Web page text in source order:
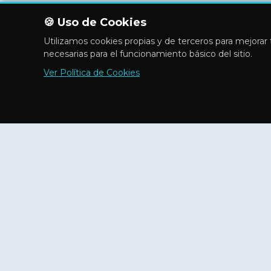
🍪 Uso de Cookies
Utilizamos cookies propias y de terceros para
necesarias para el funcionamiento básico del sitio.
Ver Política de Cookies